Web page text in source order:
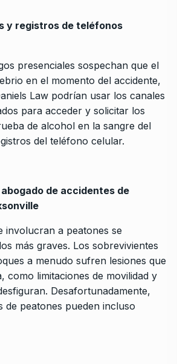
y registros de teléfonos
presenciales sospechan que el
en el momento del accidente,
Law podrían usar los canales
para acceder y solicitar los
de alcohol en la sangre del
del teléfono celular.
de accidentes de
involucran a peatones se
más graves. Los sobrevivientes
a menudo sufren lesiones que
como limitaciones de movilidad y
Desafortunadamente,
de peatones pueden incluso